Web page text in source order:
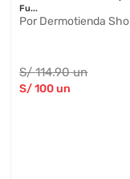
Fu...
Por Dermotienda
S/114.90 un
S/100 un